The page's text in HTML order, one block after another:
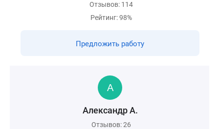
Отзывов: 114
Рейтинг: 98%
Предложить работу
Александр А.
Отзывов: 26